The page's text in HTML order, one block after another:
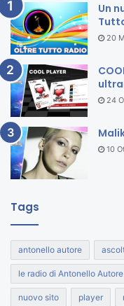
Un
20
24
10
Tags
antonello autore
le radio di Antonello Autore
nuovo sito player